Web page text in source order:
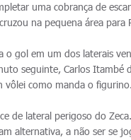
uma cobrança de
na pequena área para
o gol em um dos laterais
seguinte, Carlos Itambé
como manda o
de lateral perigoso do Zeca.
alternativa, a não ser se